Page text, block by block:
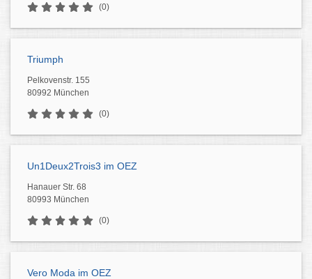
(0)
Triumph
Pelkovenstr. 155
80992 München
(0)
Un1Deux2Trois3 im OEZ
Hanauer Str. 68
80993 München
(0)
Vero Moda im OEZ